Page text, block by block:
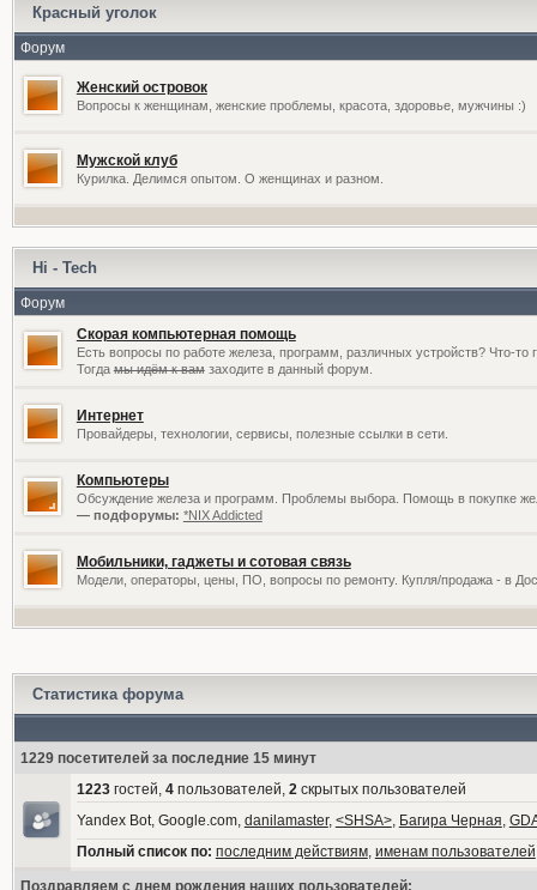
Красный уголок
Форум
Женский островок
Вопросы к женщинам, женские проблемы, красота, здоровье, мужчины :)
Мужской клуб
Курилка. Делимся опытом. О женщинах и разном.
Hi - Tech
Форум
Скорая компьютерная помощь
Есть вопросы по работе железа, программ, различных устройств? Что-то
Тогдамы идём к вамзаходите в данный форум.
Интернет
Провайдеры, технологии, сервисы, полезные ссылки в сети.
Компьютеры
Обсуждение железа и программ. Проблемы выбора. Помощь в покупке
— подфорумы: *NIX Addicted
Мобильники, гаджеты и сотовая связь
Модели, операторы, цены, ПО, вопросы по ремонту. Купля/продажа - в
Статистика форума
1229 посетителей за последние 15 минут
1223гостей, 4пользователей, 2скрытых пользователей
Yandex Bot, Google.com, danilamaster, <SHSA>, Багира Черная,
Полный список по: последним действиям, именам пользователей
Поздравляем с днем рождения наших пользователей: